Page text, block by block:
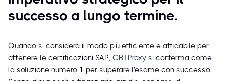
successo a lungo termine.
Quando si considera il modo più efficiente e affidabile per
ottenere le certificazioni SAP, CBTProxy si conferma come
la soluzione numero 1 per superare l'esame con successo.